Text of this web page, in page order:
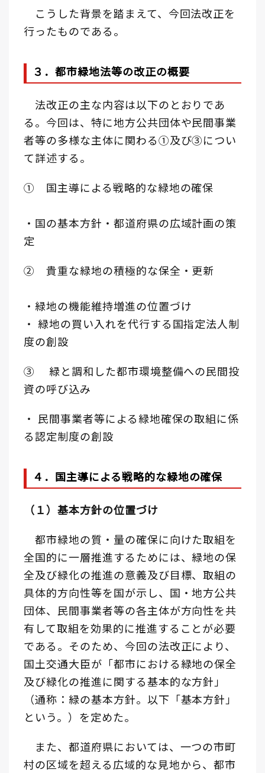
こうした背景を踏まえて、今回法改正を
行ったものである。
３．都市緑地法等の改正の概要
法改正の主な内容は以下のとおりであ
る。今回は、特に地方公共団体や民間事業
者等の多様な主体に関わる①及び③につい
て詳述する。
① 国主導による戦略的な緑地の確保
・国の基本方針・都道府県の広域計画の策
定
② 貴重な緑地の積極的な保全・更新
・緑地の機能維持増進の位置づけ
・ 緑地の買い入れを代行する国指定法人制
度の創設
③ 緑と調和した都市環境整備への民間投
資の呼び込み
・ 民間事業者等による緑地確保の取組に係
る認定制度の創設
４．国主導による戦略的な緑地の確保
（１）基本方針の位置づけ
都市緑地の質・量の確保に向けた取組を
全国的に一層推進するためには、緑地の保
全及び緑化の推進の意義及び目標、取組の
具体的方向性等を国が示し、国・地方公共
団体、民間事業者等の各主体が方向性を共
有して取組を効果的に推進することが必要
である。そのため、今回の法改正により、
国土交通大臣が「都市における緑地の保全
及び緑化の推進に関する基本的な方針」
（通称：緑の基本方針。以下「基本方針」
という。）を定めた。
また、都道府県においては、一つの市町
村の区域を超える広域的な見地から、都市